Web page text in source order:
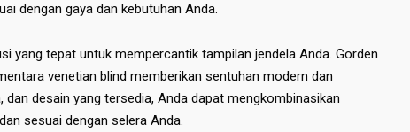
dengan gaya dan kebutuhan Anda.
yang tepat untuk mempercantik tampilan jendela Anda. Gorden
venetian blind memberikan sentuhan modern dan
desain yang tersedia, Anda dapat mengkombinasikan
sesuai dengan selera Anda.